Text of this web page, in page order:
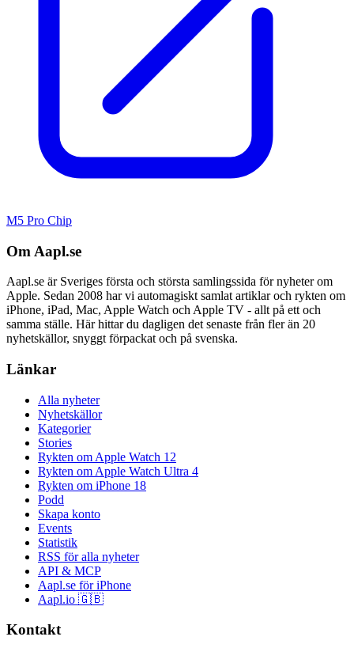
M5 Pro Chip
Om Aapl.se
Aapl.se är Sveriges första och största samlingssida för nyheter om
Apple. Sedan 2008 har vi automagiskt samlat artiklar och rykten om
iPhone, iPad, Mac, Apple Watch och Apple TV - allt på ett och
samma ställe. Här hittar du dagligen det senaste från fler än 20
nyhetskällor, snyggt förpackat och på svenska.
Länkar
Alla nyheter
Nyhetskällor
Kategorier
Stories
Rykten om Apple Watch 12
Rykten om Apple Watch Ultra 4
Rykten om iPhone 18
Podd
Skapa konto
Events
Statistik
RSS för alla nyheter
API & MCP
Aapl.se för iPhone
Aapl.io 🇬🇧
Kontakt